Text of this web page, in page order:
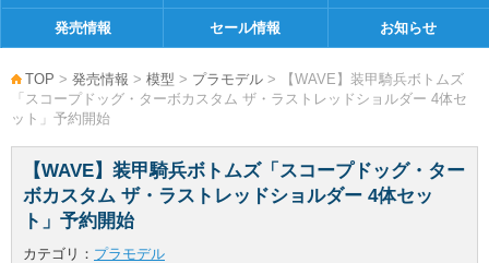
発売情報 セール情報 お知らせ
TOP > 発売情報 > 模型 > プラモデル > 【WAVE】装甲騎兵ボトムズ
「スコープドッグ・ターボカスタム ザ・ラストレッドショルダー 4体セ
ット」予約開始
【WAVE】装甲騎兵ボトムズ「スコープドッグ・ター
ボカスタム ザ・ラストレッドショルダー 4体セッ
ト」予約開始
カテゴリ： プラモデル